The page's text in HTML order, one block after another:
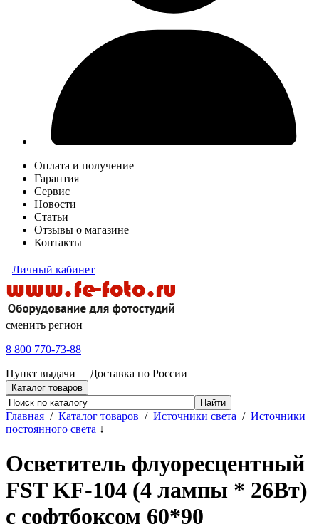
Оплата и получение
Гарантия
Сервис
Новости
Статьи
Отзывы о магазине
Контакты
Личный кабинет
сменить регион
8 800 770-73-88
Пункт выдачи
Доставка по России
Каталог товаров
Главная / Каталог товаров / Источники света / Источники
постоянного света ↓
Осветитель флуоресцентный
FST KF-104 (4 лампы * 26Вт)
с софтбоксом 60*90